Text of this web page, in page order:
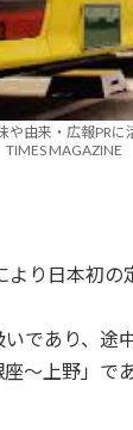
由来・広報PRに
TIMES MAGAZINE
り日本初
であり、途
～上野」であ